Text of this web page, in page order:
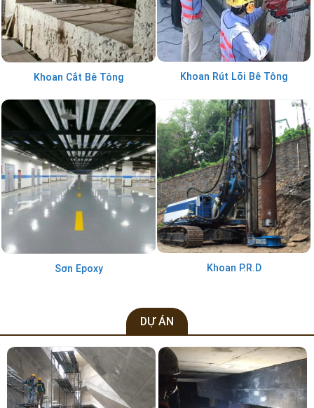
Khoan Cắt Bê Tông Khoan Rút Lõi Bê Tông
Sơn Epoxy Khoan P.R.D
DỰ ÁN